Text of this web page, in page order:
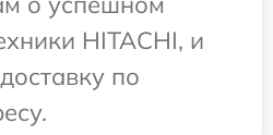
HITACHI, и
по